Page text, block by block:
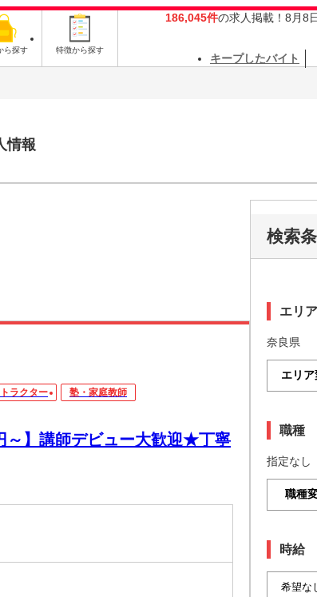
ら探す 特徴から探す
186,045件の求人掲載！8月8
キープしたバイト
情報
ラクター 塾・家庭教師
～】講師デビュー大歓迎★丁寧
検索
エリ
奈良県
エリ
職種
指定なし
職種
時給